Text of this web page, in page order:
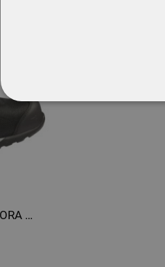
Încălțăminte de lucru DIADORA GLOVE MDS MATRYX LOW S1P HRO SRC ESD